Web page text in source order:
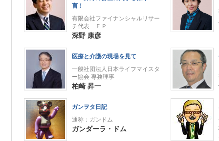
言！
有限会社ファイナンシャルリサー
チ代表 ＦＰ
深野 康彦
医療と介護の現場を見て
一般社団法人日本ライフマイスタ
ー協会 専務理事
柏崎 昇一
ガンヲタ日記
通称：ガンドム
ガンダーラ・ドム